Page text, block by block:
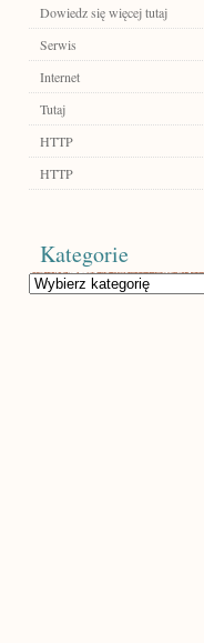
Dowiedz się więcej tutaj
Serwis
Internet
Tutaj
HTTP
HTTP
Kategorie
Kategorie